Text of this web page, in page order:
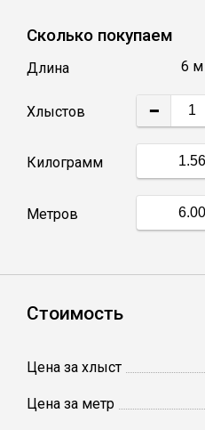
Катанка
Винтовые сваи
Столбы
Сколько покупаем
Длина 6 м
Хлыстов −
Килограмм
Метров
Стоимость
Цена за хлыст
Цена за метр